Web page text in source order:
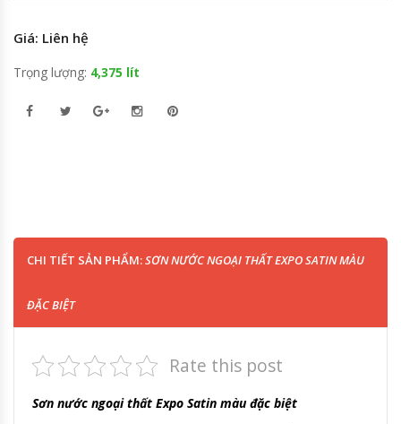
Giá: Liên hệ
Trọng lượng: 4,375 lít
CHI TIẾT SẢN PHẨM:SƠN NƯỚC NGOẠI THẤT EXPO SATIN MÀU
ĐẶC BIỆT
Rate this post
Sơn nước ngoại thất Expo Satin màu đặc biệt